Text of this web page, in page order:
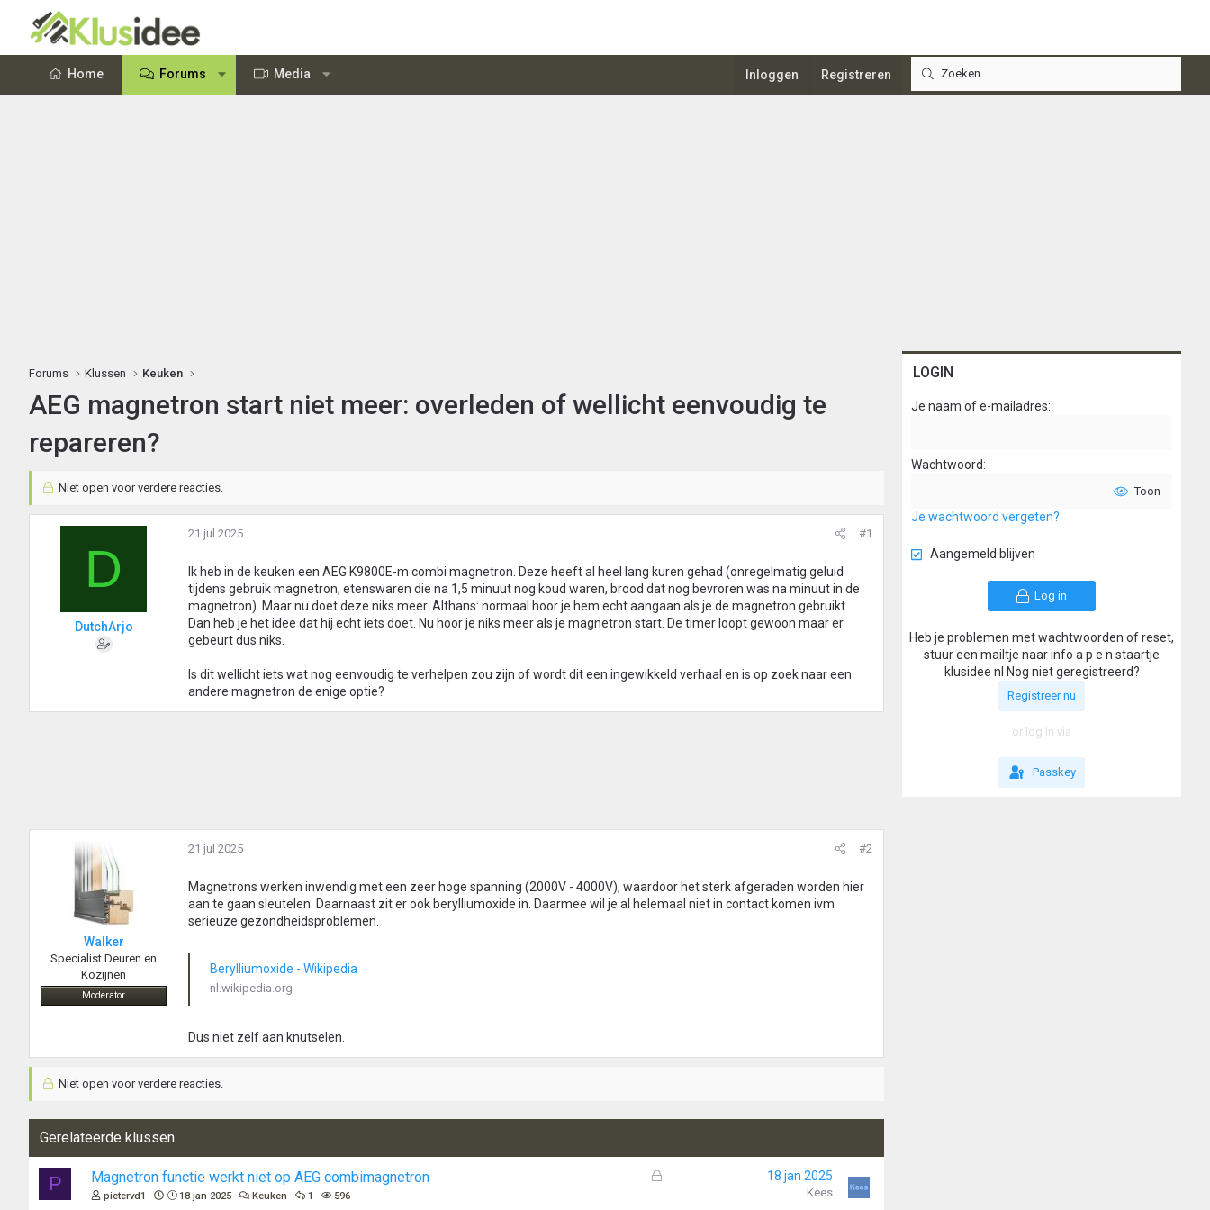
Home Forums Media Inloggen Registreren
Forums Klussen Keuken
AEG magnetron start niet meer: overleden of wellicht eenvoudig te
repareren?
Niet open voor verdere reacties.
D
DutchArjo
21 jul 2025 #1
Ik heb in de keuken een AEG K9800E-m combi magnetron. Deze heeft al heel lang kuren gehad (onregelmatig geluid
tijdens gebruik magnetron, etenswaren die na 1,5 minuut nog koud waren, brood dat nog bevroren was na minuut in de
magnetron). Maar nu doet deze niks meer. Althans: normaal hoor je hem echt aangaan als je de magnetron gebruikt.
Dan heb je het idee dat hij echt iets doet. Nu hoor je niks meer als je magnetron start. De timer loopt gewoon maar er
gebeurt dus niks.
Is dit wellicht iets wat nog eenvoudig te verhelpen zou zijn of wordt dit een ingewikkeld verhaal en is op zoek naar een
andere magnetron de enige optie?
Walker
Specialist Deuren en
Kozijnen
Moderator
21 jul 2025 #2
Magnetrons werken inwendig met een zeer hoge spanning (2000V - 4000V), waardoor het sterk afgeraden worden hier
aan te gaan sleutelen. Daarnaast zit er ook berylliumoxide in. Daarmee wil je al helemaal niet in contact komen ivm
serieuze gezondheidsproblemen.
Berylliumoxide - Wikipedia
nl.wikipedia.org
Dus niet zelf aan knutselen.
Niet open voor verdere reacties.
Gerelateerde klussen
P
G
Magnetron functie werkt niet op AEG combimagnetron
pietervd1 18 jan 2025 Keuken 1 596
18 jan 2025
Kees
LOGIN
Je naam of e-mailadres
Wachtwoord
Toon
Je wachtwoord vergeten?
Aangemeld blijven
Log in
Heb je problemen met wachtwoorden of reset,
stuur een mailtje naar info a p e n staartje
klusidee nl Nog niet geregistreerd?
Registreer nu
or log in via
Passkey